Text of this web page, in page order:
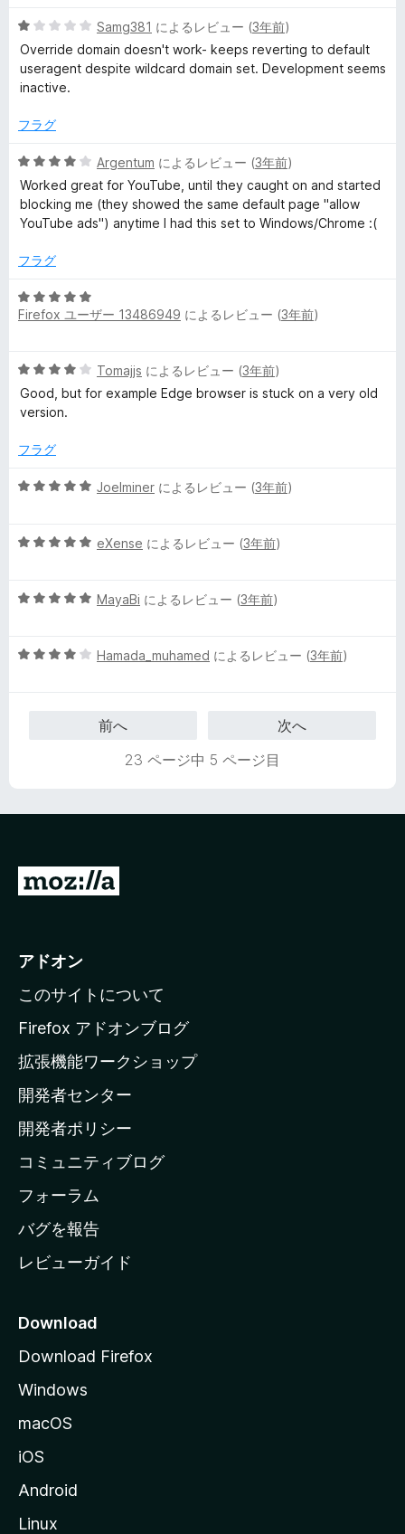
5
段
階
中
の
価
Samg381 によるレビュー (3年前)
Override domain doesn't work- keeps reverting to default
useragent despite wildcard domain set. Development seems
inactive.
フラグ
5
段
階
中
の
価
Argentum によるレビュー (3年前)
Worked great for YouTube, until they caught on and started
blocking me (they showed the same default page "allow
YouTube ads") anytime I had this set to Windows/Chrome :(
フラグ
5
段
5
の
評
Firefox ユーザー 13486949 によるレビュー (3年前)
5
段
階
4
評
Tomajjs によるレビュー (3年前)
Good, but for example Edge browser is stuck on a very old
version.
フラグ
5
中
評
Joelminer によるレビュー (3年前)
5
中
評
eXense によるレビュー (3年前)
5
中
MayaBi によるレビュー (3年前)
5
Hamada_muhamed によるレビュー (3年前)
前へ
次へ
23 ページ中 5 ページ目
M
i
l
a
ホ
ー
ム
ー
ジ
へ
アドオン
このサイトについて
Firefox アドオンブログ
拡張機能ワークショップ
開発者センター
開発者ポリシー
コミュニティブログ
フォーラム
バグを報告
レビューガイド
Download
Download Firefox
Windows
macOS
iOS
Android
Linux